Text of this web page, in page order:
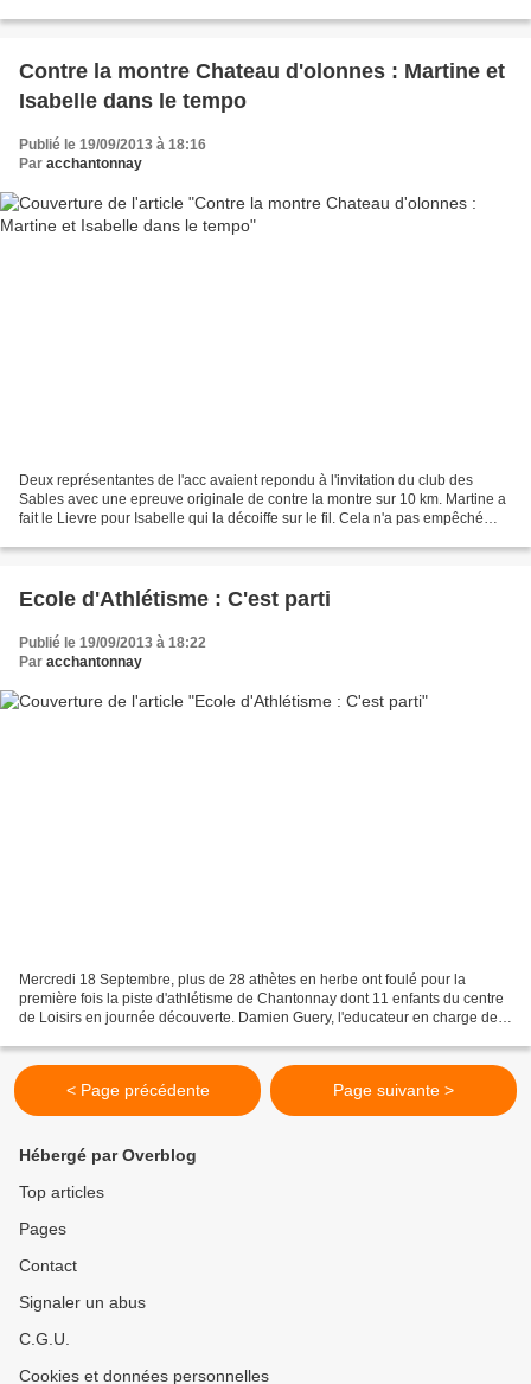
Contre la montre Chateau d'olonnes : Martine et
Isabelle dans le tempo
Publié le 19/09/2013 à 18:16
Par acchantonnay
Deux représentantes de l'acc avaient repondu à l'invitation du club des
Sables avec une epreuve originale de contre la montre sur 10 km. Martine a
fait le Lievre pour Isabelle qui la décoiffe sur le fil. Cela n'a pas empêché
Ecole d'Athlétisme : C'est parti
Publié le 19/09/2013 à 18:22
Par acchantonnay
Mercredi 18 Septembre, plus de 28 athètes en herbe ont foulé pour la
première fois la piste d'athlétisme de Chantonnay dont 11 enfants du centre
de Loisirs en journée découverte. Damien Guery, l'educateur en charge de
< Page précédente Page suivante >
Hébergé par Overblog
Top articles
Pages
Contact
Signaler un abus
C.G.U.
Cookies et données personnelles